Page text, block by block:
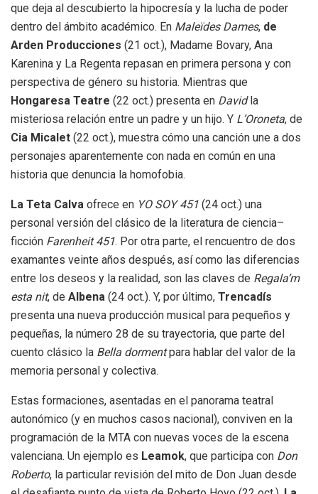
que deja al descubierto la hipocresía y la lucha de poder
dentro del ámbito académico. En Maleïdes Dames, de
Arden Producciones (21 oct.), Madame Bovary, Ana
Karenina y La Regenta repasan en primera persona y con
perspectiva de género su historia. Mientras que
Hongaresa Teatre (22 oct.) presenta en Davidla
misteriosa relación entre un padre y un hijo. Y L’Oroneta, de
Cia Micalet (22 oct.), muestra cómo una canción une a dos
personajes aparentemente con nada en común en una
historia que denuncia la homofobia.
La Teta Calva ofrece en YO SOY 451 (24 oct.) una
personal versión del clásico de la literatura de ciencia–
ficción Farenheit 451. Por otra parte, el rencuentro de dos
examantes veinte años después, así como las diferencias
entre los deseos y la realidad, son las claves de Regala’m
esta nit, de Albena (24 oct.). Y, por último, Trencadís
presenta una nueva producción musical para pequeños y
pequeñas, la número 28 de su trayectoria, que parte del
cuento clásico la Bella dormentpara hablar del valor de la
memoria personal y colectiva.
Estas formaciones, asentadas en el panorama teatral
autonómico (y en muchos casos nacional), conviven en la
programación de la MTA con nuevas voces de la escena
valenciana. Un ejemplo es Leamok, que participa con Don
Roberto, la particular revisión del mito de Don Juan desde